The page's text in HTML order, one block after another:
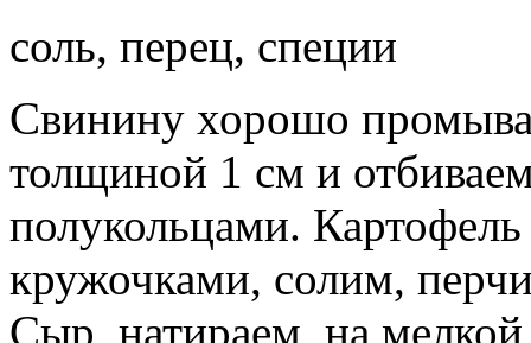
соль, перец, специи
Свинину хорошо
толщиной 1 см и
полукольцами.
кружочками, солим,
Сыр натираем на мелкой